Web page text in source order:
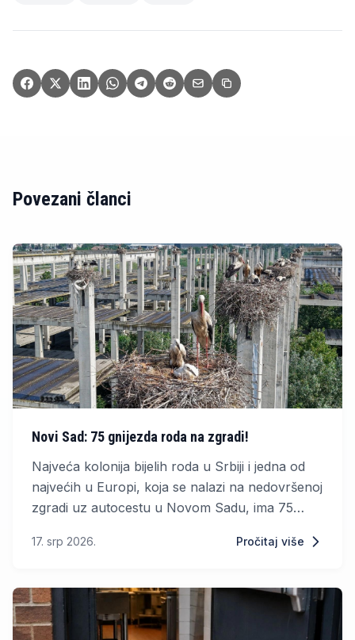
Povezani članci
Novi Sad: 75 gnijezda roda na zgradi!
Najveća kolonija bijelih roda u Srbiji i jedna od
najvećih u Europi, koja se nalazi na nedovršenoj
zgradi uz autocestu u Novom Sadu, ima 75
proučavanje ptica (DZPPS).
17. srp 2026. Pročitaj više